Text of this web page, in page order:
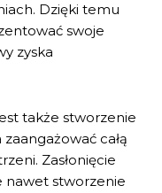
Dzięki temu
swoje
zyska
także stworzenie
całą
Zasłonięcie
nawet stworzenie